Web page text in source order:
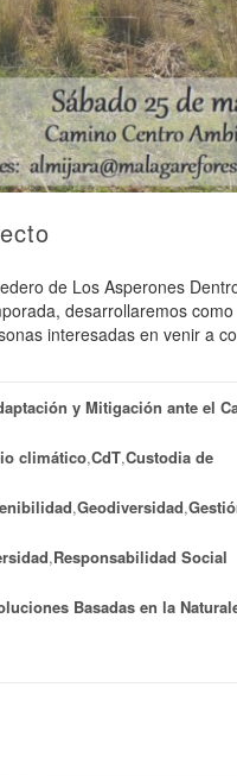
de Los Asperones
desarrollaremos
interesadas en venir a
y Mitigación ante el
climático,CdT,Custodia de
,Geodiversidad,
,Responsabilidad Social
Basadas en la